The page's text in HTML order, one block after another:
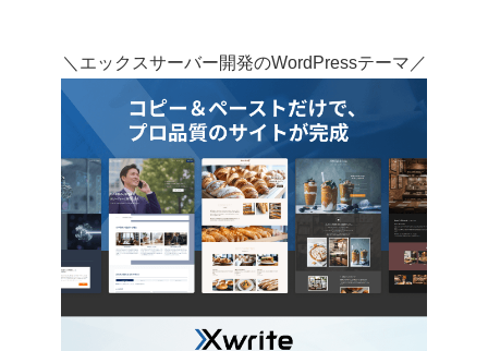
＼エックスサーバー開発のWordPressテーマ／